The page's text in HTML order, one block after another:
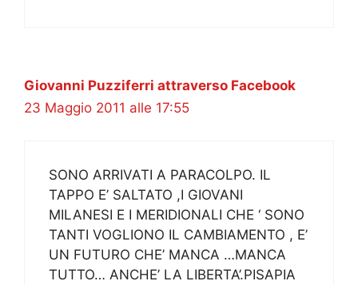
Giovanni Puzziferri attraverso Facebook
23 Maggio 2011 alle 17:55
SONO ARRIVATI A PARACOLPO. IL
TAPPO E’ SALTATO ,I GIOVANI
MILANESI E I MERIDIONALI CHE ‘ SONO
TANTI VOGLIONO IL CAMBIAMENTO , E’
UN FUTURO CHE’ MANCA …MANCA
TUTTO… ANCHE’ LA LIBERTA’.PISAPIA